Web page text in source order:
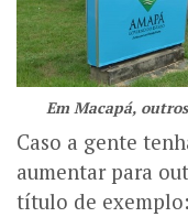
Em Macapá,
Caso a gente
aumentar para
título de